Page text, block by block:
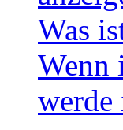
Was
Wenn
werde